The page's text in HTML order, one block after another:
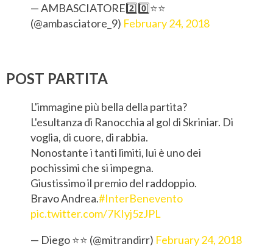
— AMBASCIATORE2️⃣0️⃣⭐⭐
(@ambasciatore_9) February 24, 2018
POST PARTITA
L'immagine più bella della partita?
L'esultanza di Ranocchia al gol di Skriniar. Di
voglia, di cuore, di rabbia.
Nonostante i tanti limiti, lui è uno dei
pochissimi che si impegna.
Giustissimo il premio del raddoppio.
Bravo Andrea.#InterBenevento
pic.twitter.com/7KIyj5zJPL
— Diego ⭐️⭐️ (@mitrandirr) February 24, 2018